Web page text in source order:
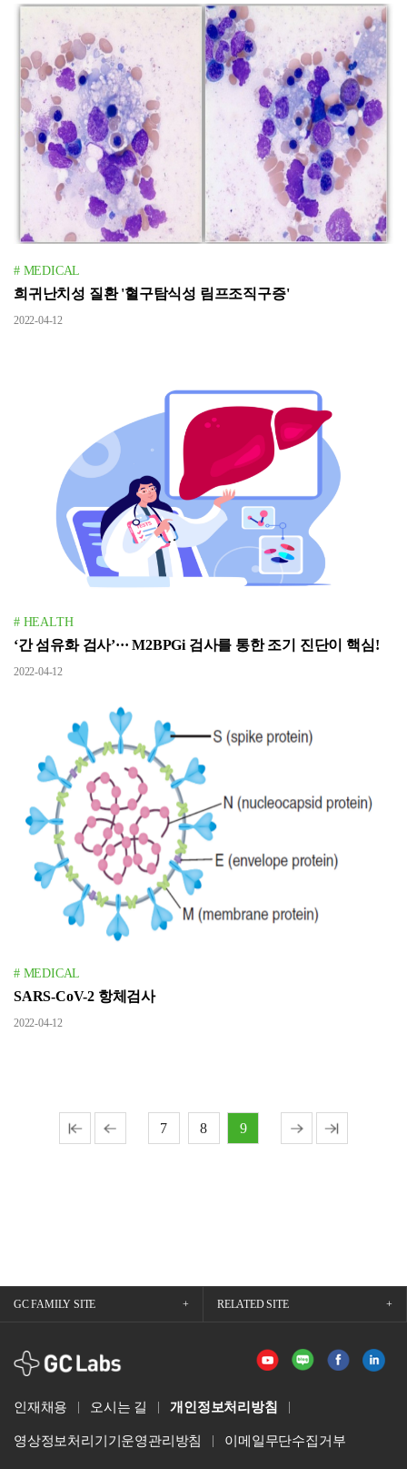
# MEDICAL
희귀난치성 질환 '혈구탐식성 림프조직구증'
2022-04-12
# HEALTH
‘간 섬유화 검사’··· M2BPGi 검사를 통한 조기 진단이 핵심!
2022-04-12
# MEDICAL
SARS-CoV-2 항체검사
2022-04-12
7 8 9
GC FAMILY SITE RELATED SITE
GCLabs
인재채용 오시는 길 개인정보처리방침
영상정보처리기기운영관리방침 이메일무단수집거부